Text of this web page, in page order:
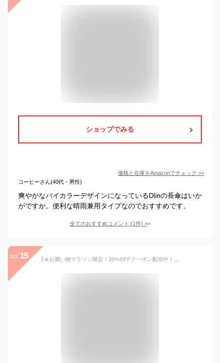
ショップでみる
価格と在庫をAmazonでチェック >>
コーヒーさん(40代・男性)
爽やかなバイカラーデザインになっているDlinの長傘はいか
がですか。便利な晴雨兼用タイプなのでおすすめです。
全てのおすすめコメント (1件) >
no. 15 【★お買い物マラソン限定！20%OFFクーポン配布中！】【美しく華やかに彩る 16本骨傘】長傘 16本骨 傘 かさ 雨傘 晴雨兼用 レディース 女性 用 おしゃれ きれいめ 上品 和風 無地 シンプル 耐風 丈夫 頑丈 ジャンプ 式 ギフト プレゼント 人気 安い " 送料無料 " あす楽